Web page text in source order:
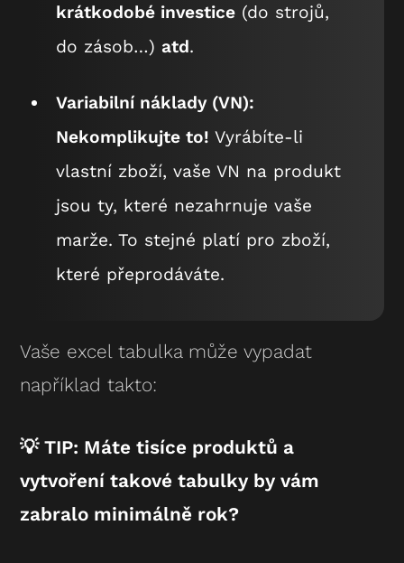
krátkodobé investice (do strojů,
do zásob…) atd.
Variabilní náklady (VN):
Nekomplikujte to! Vyrábíte-li
vlastní zboží, vaše VN na produkt
jsou ty, které nezahrnuje vaše
marže. To stejné platí pro zboží,
které přeprodáváte.
Vaše excel tabulka může vypadat
například takto:
💡 TIP: Máte tisíce produktů a
vytvoření takové tabulky by vám
zabralo minimálně rok?